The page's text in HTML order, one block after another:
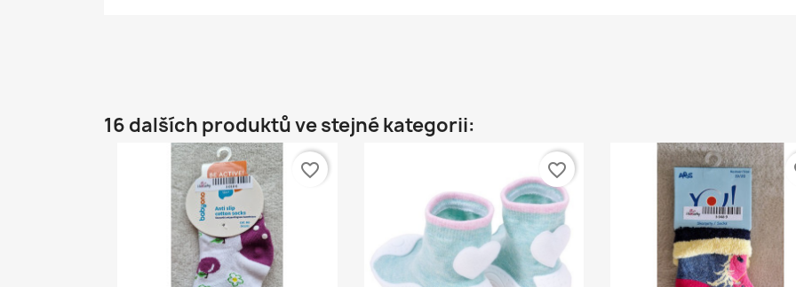
16 dalších produktů ve stejné kategorii:
favorite_border favorite_border